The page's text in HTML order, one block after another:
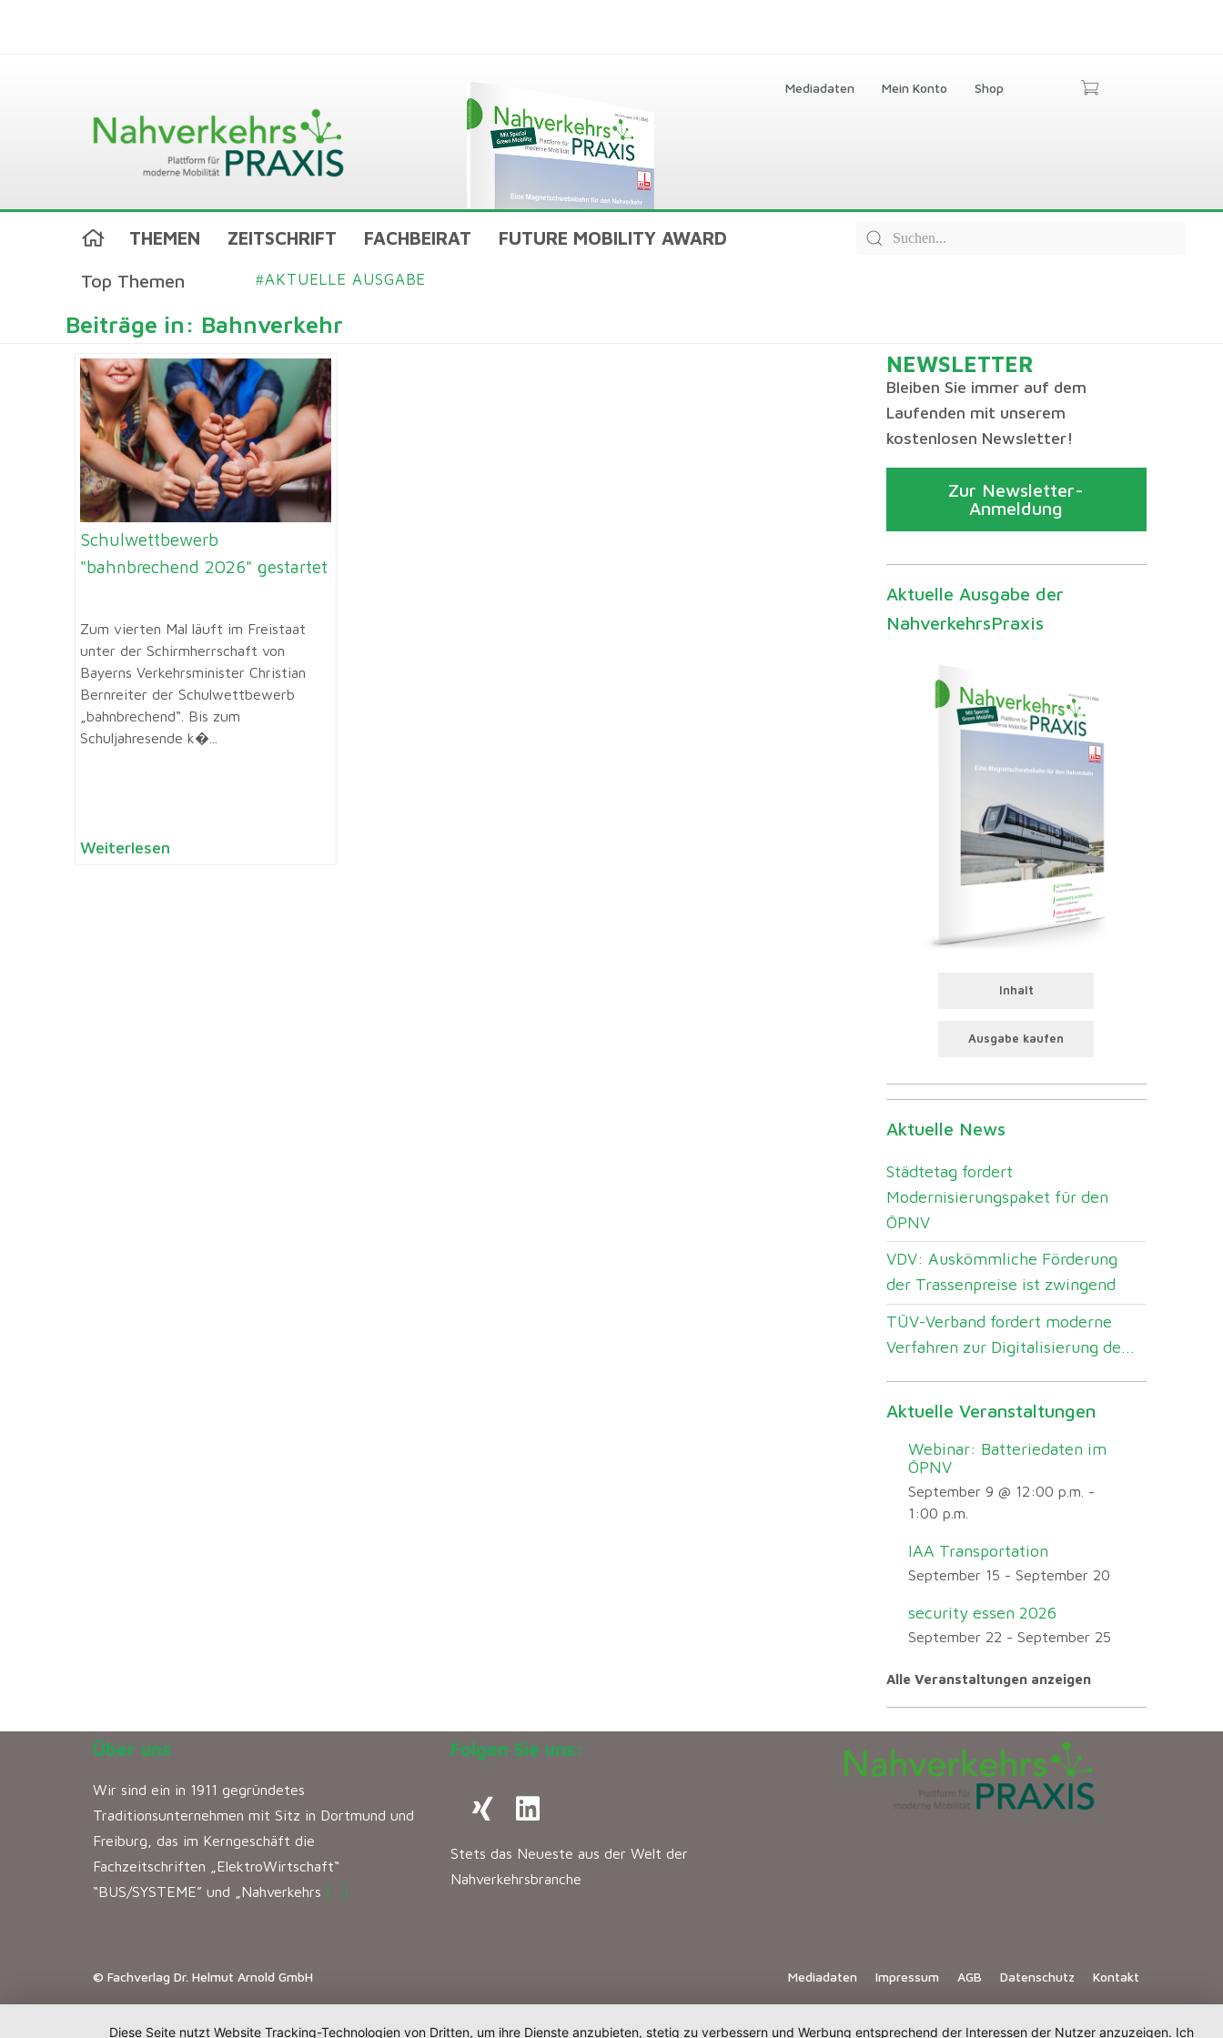
Mediadaten Mein Konto Shop
THEMEN ZEITSCHRIFT FACHBEIRAT FUTURE MOBILITY AWARD
Top Themen #AKTUELLE AUSGABE
Beiträge in: Bahnverkehr
Schulwettbewerb
"bahnbrechend 2026" gestartet
Zum vierten Mal läuft im Freistaat
unter der Schirmherrschaft von
Bayerns Verkehrsminister Christian
Bernreiter der Schulwettbewerb
„bahnbrechend“. Bis zum
Schuljahresende k�...
Weiterlesen
NEWSLETTER
Bleiben Sie immer auf dem
Laufenden mit unserem
kostenlosen Newsletter!
Zur Newsletter-
Anmeldung
Aktuelle Ausgabe der
NahverkehrsPraxis
Inhalt
Ausgabe kaufen
Aktuelle News
Städtetag fordert
Modernisierungspaket für den
ÖPNV
VDV: Auskömmliche Förderung
der Trassenpreise ist zwingend
TÜV-Verband fordert moderne
Verfahren zur Digitalisierung de...
Aktuelle Veranstaltungen
Webinar: Batteriedaten im
ÖPNV
September 9 @ 12:00 p.m. -
1:00 p.m.
IAA Transportation
September 15 -September 20
security essen 2026
September 22 -September 25
Alle Veranstaltungen anzeigen
Über uns
Wir sind ein in 1911 gegründetes
Traditionsunternehmen mit Sitz in Dortmund und
Freiburg, das im Kerngeschäft die
Fachzeitschriften „ElektroWirtschaft“
“BUS/SYSTEME” und „Nahverkehrs […]
Folgen Sie uns:
Stets das Neueste aus der Welt der
Nahverkehrsbranche
© Fachverlag Dr. Helmut Arnold GmbH Mediadaten Impressum AGB Datenschutz Kontakt
Diese Seite nutzt Website Tracking-Technologien von Dritten, um ihre Dienste anzubieten, stetig zu verbessern und Werbung entsprechend der Interessen der Nutzer anzuzeigen. Ich